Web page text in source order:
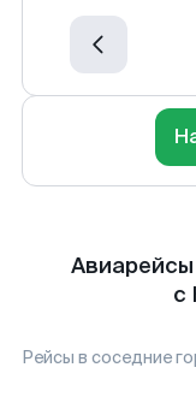
с
Рейсы в соседние